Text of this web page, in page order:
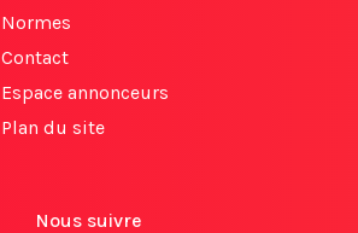
Normes
Contact
Espace annonceurs
Plan du site
Nous suivre